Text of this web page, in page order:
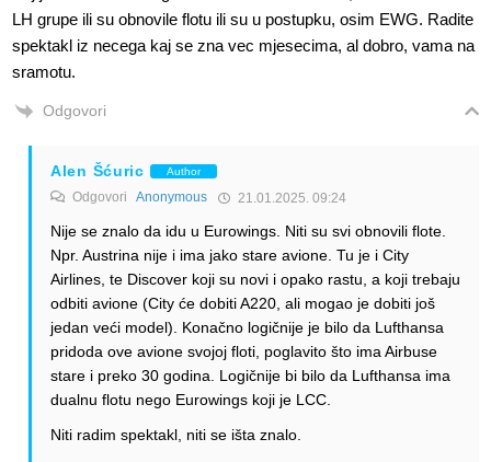
LH grupe ili su obnovile flotu ili su u postupku, osim EWG. Radite
spektakl iz necega kaj se zna vec mjesecima, al dobro, vama na
sramotu.
Odgovori
Alen Šćuric Author
Odgovori Anonymous 21.01.2025. 09:24
Nije se znalo da idu u Eurowings. Niti su svi obnovili flote.
Npr. Austrina nije i ima jako stare avione. Tu je i City
Airlines, te Discover koji su novi i opako rastu, a koji trebaju
odbiti avione (City će dobiti A220, ali mogao je dobiti još
jedan veći model). Konačno logičnije je bilo da Lufthansa
pridoda ove avione svojoj floti, poglavito što ima Airbuse
stare i preko 30 godina. Logičnije bi bilo da Lufthansa ima
dualnu flotu nego Eurowings koji je LCC.
Niti radim spektakl, niti se išta znalo.